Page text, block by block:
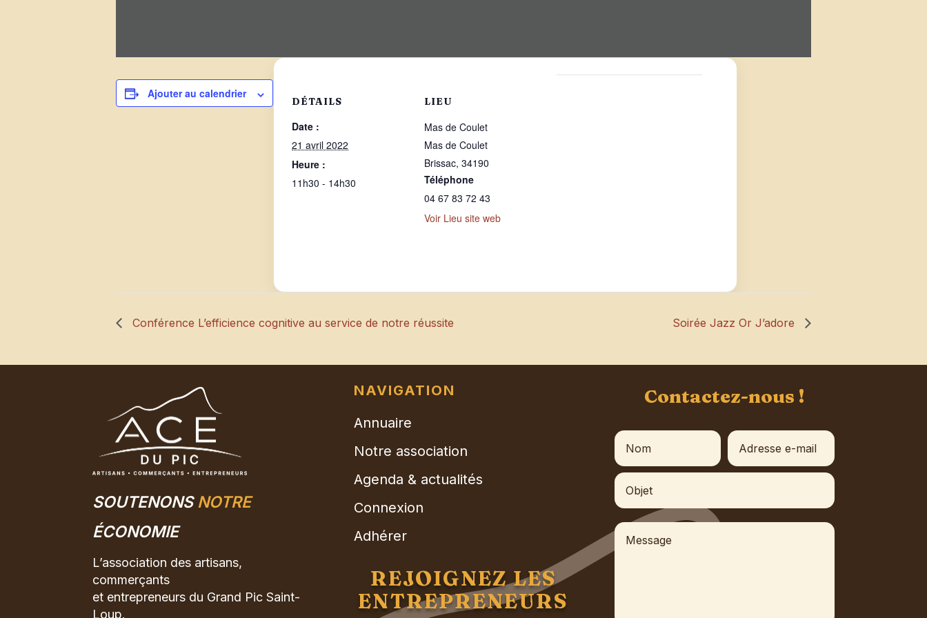
Ajouter au calendrier
DÉTAILS
Date :
21 avril 2022
Heure :
11h30 - 14h30
LIEU
Mas de Coulet
Mas de Coulet
Brissac, 34190
Téléphone
04 67 83 72 43
Voir Lieu site web
Conférence L’efficience cognitive au service de notre réussite Soirée Jazz Or J’adore
SOUTENONSNOTRE
ÉCONOMIE
L’association des artisans,
commerçants
et entrepreneurs du Grand Pic Saint-
Loup.
NAVIGATION
Annuaire
Notre association
Agenda & actualités
Connexion
Adhérer
REJOIGNEZ LES
ENTREPRENEURS
Contactez-nous !